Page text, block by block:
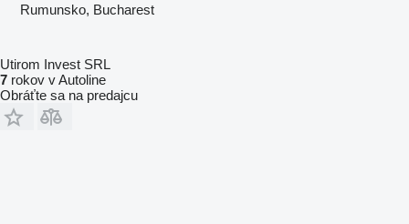
Rumunsko, Bucharest
Utirom Invest SRL
7 rokov v Autoline
Obráťte sa na predajcu